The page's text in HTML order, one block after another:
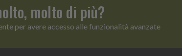
molto di più?
per avere accesso alle funzionalità avanzate